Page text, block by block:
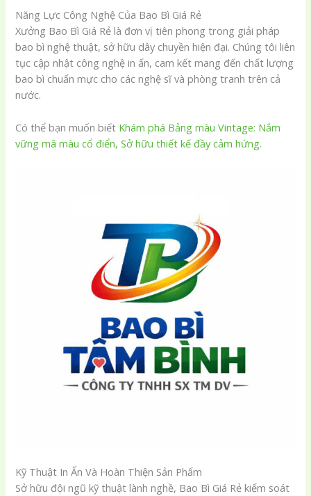
Năng Lực Công Nghệ Của Bao Bì Giá Rẻ
Xưởng Bao Bì Giá Rẻ là đơn vị tiên phong trong giải pháp
bao bì nghệ thuật, sở hữu dây chuyền hiện đại. Chúng tôi liên
tục cập nhật công nghệ in ấn, cam kết mang đến chất lượng
bao bì chuẩn mực cho các nghệ sĩ và phòng tranh trên cả
nước.
Có thể bạn muốn biết Khám phá Bảng màu Vintage: Nắm
vững mã màu cổ điển, Sở hữu thiết kế đầy cảm hứng.
Kỹ Thuật In Ấn Và Hoàn Thiện Sản Phẩm
Sở hữu đội ngũ kỹ thuật lành nghề, Bao Bì Giá Rẻ kiểm soát